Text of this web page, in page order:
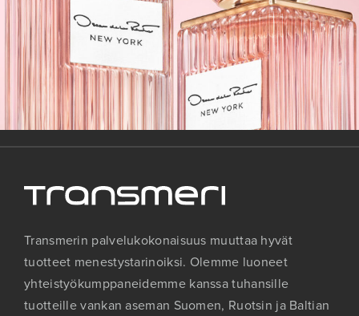
Transmerin palvelukokonaisuus muuttaa hyvät
tuotteet menestystarinoiksi. Olemme luoneet
yhteistyökumppaneidemme kanssa tuhansille
tuotteille vankan aseman Suomen, Ruotsin ja Baltian